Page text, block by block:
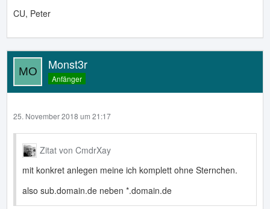
CU, Peter
Monst3r
Anfänger
25. November 2018 um 21:17
Zitat von CmdrXay
mit konkret anlegen meine ich komplett ohne Sternchen.
also sub.domain.de neben *.domain.de